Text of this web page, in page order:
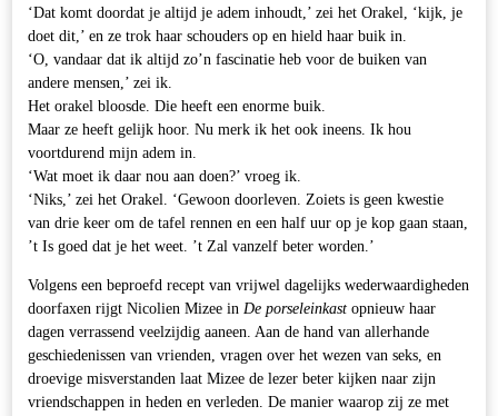
‘Dat komt doordat je altijd je adem inhoudt,’ zei het Orakel, ‘kijk, je
doet dit,’ en ze trok haar schouders op en hield haar buik in.
‘O, vandaar dat ik altijd zo’n fascinatie heb voor de buiken van
andere mensen,’ zei ik.
Het orakel bloosde. Die heeft een enorme buik.
Maar ze heeft gelijk hoor. Nu merk ik het ook ineens. Ik hou
voortdurend mijn adem in.
‘Wat moet ik daar nou aan doen?’ vroeg ik.
‘Niks,’ zei het Orakel. ‘Gewoon doorleven. Zoiets is geen kwestie
van drie keer om de tafel rennen en een half uur op je kop gaan staan,
’t Is goed dat je het weet. ’t Zal vanzelf beter worden.’
Volgens een beproefd recept van vrijwel dagelijks wederwaardigheden
doorfaxen rijgt Nicolien Mizee inDe porseleinkast opnieuw haar
dagen verrassend veelzijdig aaneen. Aan de hand van allerhande
geschiedenissen van vrienden, vragen over het wezen van seks, en
droevige misverstanden laat Mizee de lezer beter kijken naar zijn
vriendschappen in heden en verleden. De manier waarop zij ze met